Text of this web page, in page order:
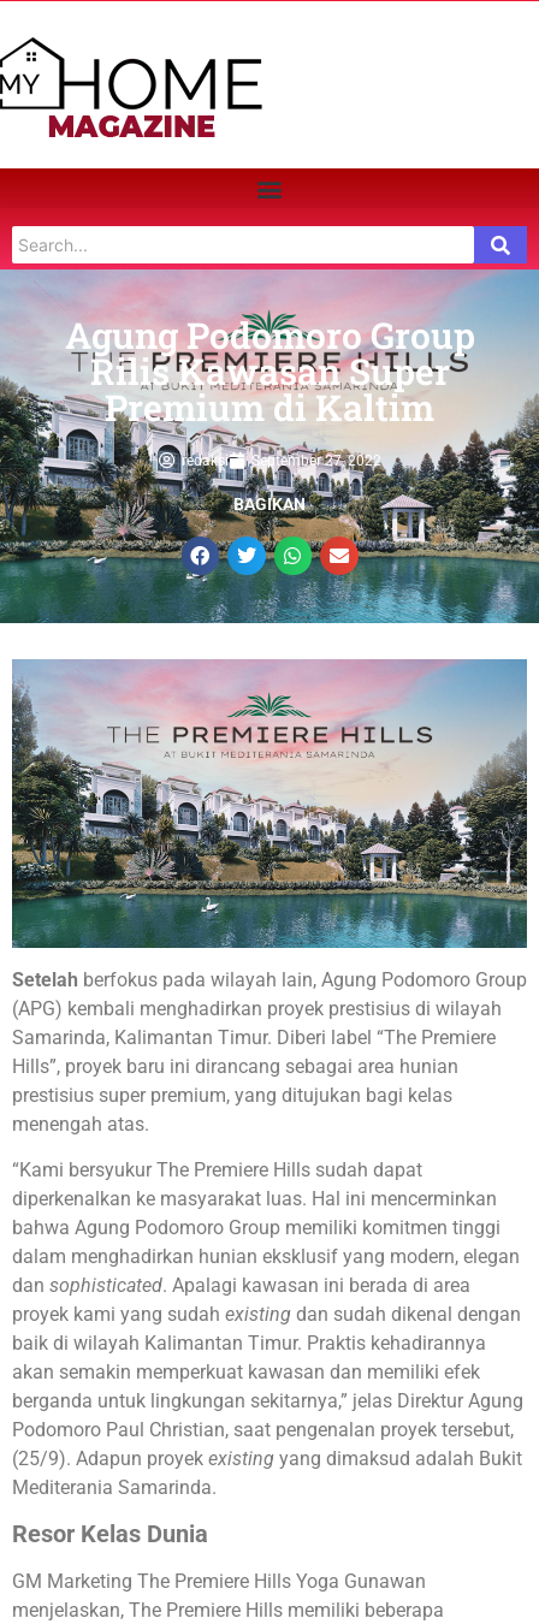
Agung Podomoro Group
Rilis Kawasan Super
Premium di Kaltim
redaksi September 27, 2022
BAGIKAN
Setelah berfokus pada wilayah lain, Agung Podomoro Group
(APG) kembali menghadirkan proyek prestisius di wilayah
Samarinda, Kalimantan Timur. Diberi label “The Premiere
Hills”, proyek baru ini dirancang sebagai area hunian
prestisius super premium, yang ditujukan bagi kelas
menengah atas.
“Kami bersyukur The Premiere Hills sudah dapat
diperkenalkan ke masyarakat luas. Hal ini mencerminkan
bahwa Agung Podomoro Group memiliki komitmen tinggi
dalam menghadirkan hunian eksklusif yang modern, elegan
dan sophisticated. Apalagi kawasan ini berada di area
proyek kami yang sudah existing dan sudah dikenal dengan
baik di wilayah Kalimantan Timur. Praktis kehadirannya
akan semakin memperkuat kawasan dan memiliki efek
berganda untuk lingkungan sekitarnya,” jelas Direktur Agung
Podomoro Paul Christian, saat pengenalan proyek tersebut,
(25/9). Adapun proyek existing yang dimaksud adalah Bukit
Mediterania Samarinda.
Resor Kelas Dunia
GM Marketing The Premiere Hills Yoga Gunawan
menjelaskan, The Premiere Hills memiliki beberapa